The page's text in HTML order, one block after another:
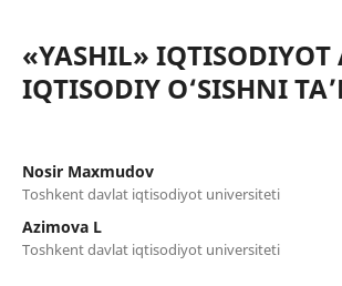
«YASHIL» IQTISODIYOT
IQTISODIY O‘SISHNI
Nosir Maxmudov
Toshkent davlat iqtisodiyot universiteti
Azimova L
Toshkent davlat iqtisodiyot universiteti